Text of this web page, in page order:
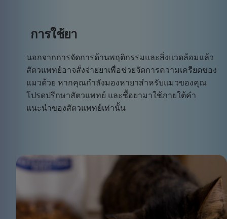
การใช้ยา
นอกจากการจัดการด้านพฤติกรรมและสิ่งแวดล้อมแล้ว
สัตวแพทย์อาจสั่งจ่ายยาเพื่อช่วยจัดการความเครียดของ
แมวด้วย หากคุณกำลังมองหายาสำหรับแมวของคุณ
โปรดปรึกษาสัตวแพทย์ และซื้อยามาใช้ภายใต้คำ
แนะนำของสัตวแพทย์เท่านั้น